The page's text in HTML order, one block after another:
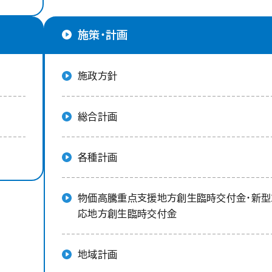
施策・計画
施政方針
総合計画
各種計画
物価高騰重点支援地方創生臨時交付金・新
応地方創生臨時交付金
地域計画